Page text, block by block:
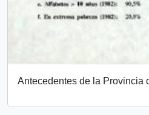
Antecedentes de la Provincia